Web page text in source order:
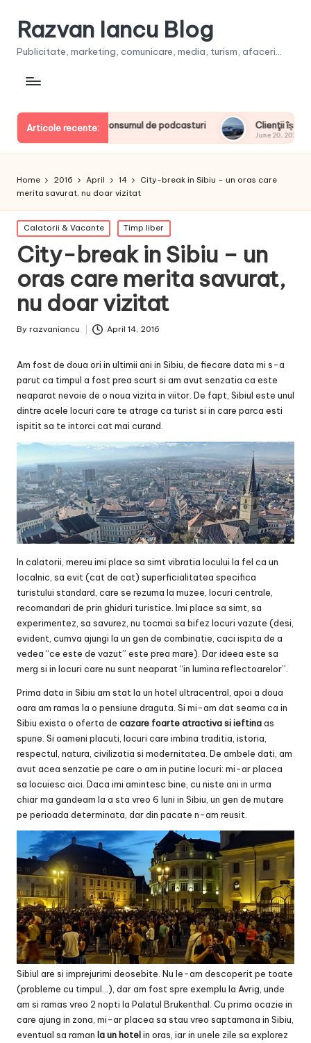
Razvan Iancu Blog
Publicitate, marketing, comunicare, media, turism, afaceri...
Articole recente:
la consumul de podcasturi Clienţii își vor putea
June 20, 2026
Home 2016 April 14
City-break in Sibiu – un oras care
merita savurat, nu doar vizitat
Posted
in
Calatorii & Vacante Timp liber
City-break in Sibiu – un
oras care merita savurat,
nu doar vizitat
Posted
By razvaniancu April 14, 2016
Am fost de doua ori in ultimii ani in Sibiu, de fiecare data mi s-a
parut ca timpul a fost prea scurt si am avut senzatia ca este
neaparat nevoie de o noua vizita in viitor. De fapt, Sibiul este unul
dintre acele locuri care te atrage ca turist si in care parca esti
ispitit sa te intorci cat mai curand.
In calatorii, mereu imi place sa simt vibratia locului la fel ca un
localnic, sa evit (cat de cat) superficialitatea specifica
turistului standard, care se rezuma la muzee, locuri centrale,
recomandari de prin ghiduri turistice. Imi place sa simt, sa
experimentez, sa savurez, nu tocmai sa bifez locuri vazute (desi,
evident, cumva ajungi la un gen de combinatie, caci ispita de a
vedea “ce este de vazut” este prea mare). Dar ideea este sa
merg si in locuri care nu sunt neaparat “in lumina reflectoarelor”.
Prima data in Sibiu am stat la un hotel ultracentral, apoi a doua
oara am ramas la o pensiune draguta. Si mi-am dat seama ca in
Sibiu exista o oferta de cazare foarte atractiva si ieftinaas
spune. Si oameni placuti, locuri care imbina traditia, istoria,
respectul, natura, civilizatia si modernitatea. De ambele dati, am
avut acea senzatie pe care o am in putine locuri: mi-ar placea
sa locuiesc aici. Daca imi amintesc bine, cu niste ani in urma
chiar ma gandeam la a sta vreo 6 luni in Sibiu, un gen de mutare
pe perioada determinata, dar din pacate n-am reusit.
Sibiul are si imprejurimi deosebite. Nu le-am descoperit pe toate
(probleme cu timpul…), dar am fost spre exemplu la Avrig, unde
am si ramas vreo 2 nopti la Palatul Brukenthal. Cu prima ocazie in
care ajung in zona, mi-ar placea sa stau vreo saptamana in Sibiu,
eventual sa raman la un hotelin oras, iar in unele zile sa explorez